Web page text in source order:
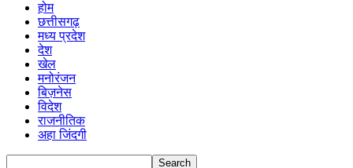
होम
छत्तीसगढ़
मध्य प्रदेश
देश
खेल
मनोरंजन
बिज़नेस
विदेश
राजनीतिक
अहा जिंदगी